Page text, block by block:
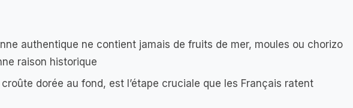
authentique ne contient jamais de fruits de mer, moules ou chorizo
raison historique
dorée au fond, est l’étape cruciale que les Français ratent